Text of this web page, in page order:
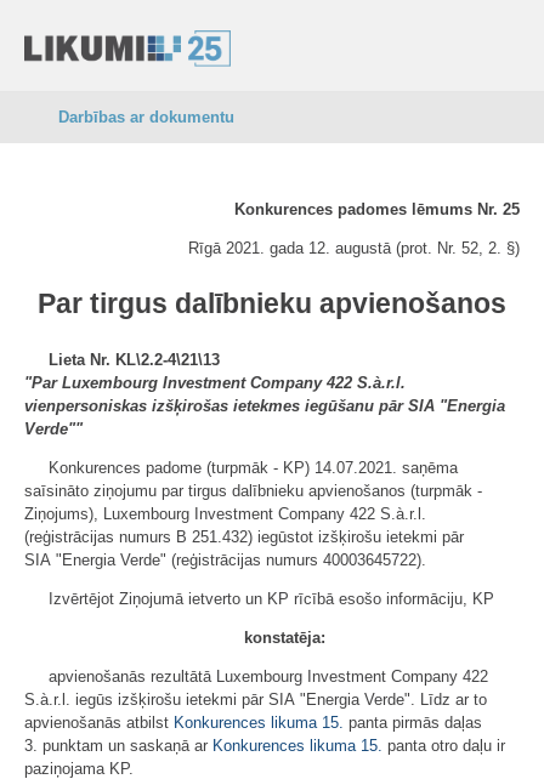
Darbības ar dokumentu
Konkurences padomes lēmums Nr. 25
Rīgā 2021. gada 12. augustā (prot. Nr. 52, 2. §)
Par tirgus dalībnieku apvienošanos
Lieta Nr. KL\2.2-4\21\13
"Par Luxembourg Investment Company 422 S.à.r.l.
vienpersoniskas izšķirošas ietekmes iegūšanu pār SIA "Energia
Verde""
Konkurences padome (turpmāk - KP) 14.07.2021. saņēma
saīsināto ziņojumu par tirgus dalībnieku apvienošanos (turpmāk -
Ziņojums), Luxembourg Investment Company 422 S.à.r.l.
(reģistrācijas numurs B 251.432) iegūstot izšķirošu ietekmi pār
SIA "Energia Verde" (reģistrācijas numurs 40003645722).
Izvērtējot Ziņojumā ietverto un KP rīcībā esošo informāciju, KP
konstatēja:
apvienošanās rezultātā Luxembourg Investment Company 422
S.à.r.l. iegūs izšķirošu ietekmi pār SIA "Energia Verde". Līdz ar to
apvienošanās atbilst Konkurences likuma 15. panta pirmās daļas
3. punktam un saskaņā ar Konkurences likuma 15. panta otro daļu ir
paziņojama KP.